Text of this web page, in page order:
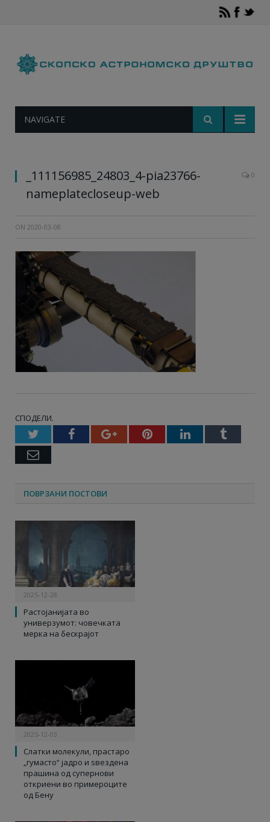
NAVIGATE
Роверот Упорност ќе го носи своето име на
титаниумска плоча на неговата роботска рака.
_111156985_24803_4-pia23766-
nameplatecloseup-web
0
ON 2020-03-08
СПОДЕЛИ.
TwitterFacebookGoogle+Pinterest
LinkedIn
Email
ПОВРЗАНИ ПОСТОВИ
2025-12-28
Растојанијата во
универзумот: човечката
мерка на бескрајот
2025-12-03
Слатки молекули, прастаро
„гумасто“ јадро и ѕвездена
прашина од супернови
откриени во примероците
од Бену